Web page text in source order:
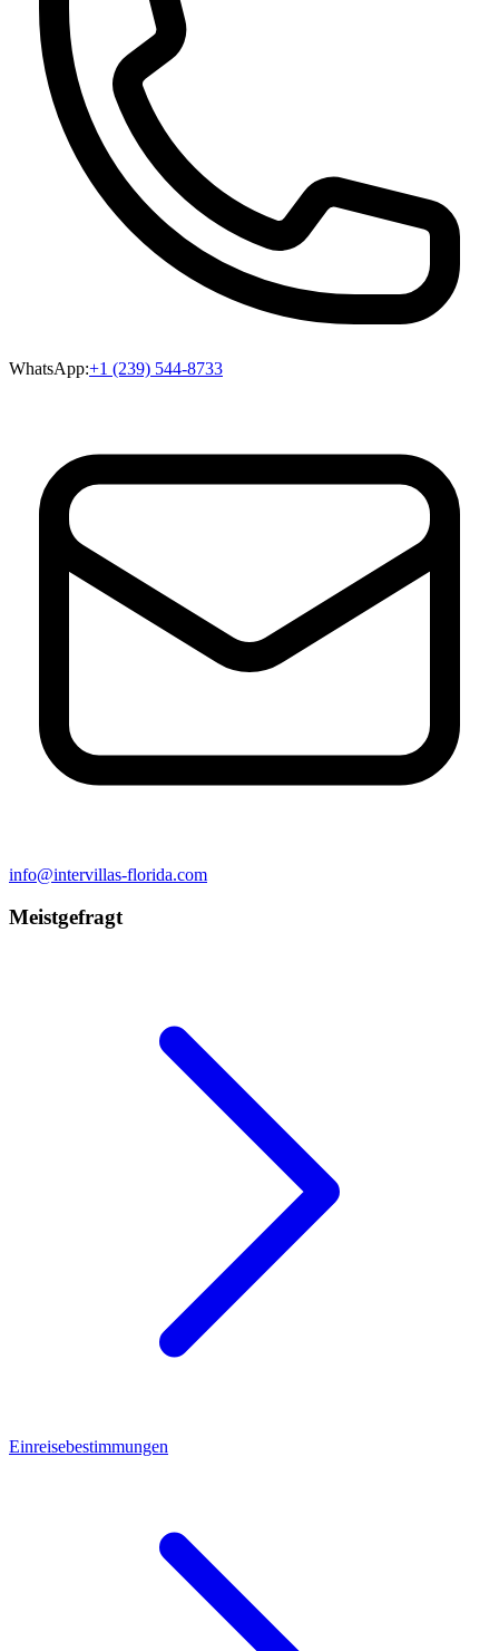
WhatsApp:+1 (239) 544-8733
info@intervillas-florida.com
Meistgefragt
Einreisebestimmungen